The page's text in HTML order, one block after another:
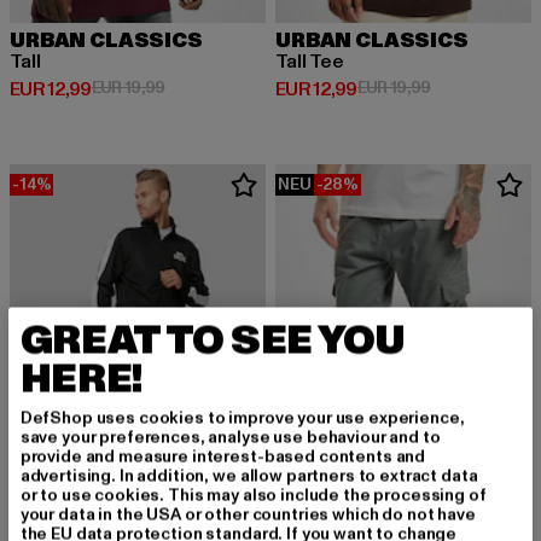
URBAN CLASSICS
Tall
EUR 12,99
Derzeitiger Preis: EUR 12,99
EUR 19,99Aktionspreis: EUR 19,99
URBAN CLASSICS
Tall Tee
EUR 12,99
Derzeitiger Preis: EUR 12,99
EUR 19,99Aktionspreis:
-14% NEU -28%
URBAN CLASSICS
GREAT TO SEE YOU
HERE!
DefShop uses cookies to improve your use experience,
save your preferences, analyse use behaviour and to
provide and measure interest-based contents and
advertising. In addition, we allow partners to extract data
or to use cookies. This may also include the processing of
your data in the USA or other countries which do not have
the EU data protection standard. If you want to change